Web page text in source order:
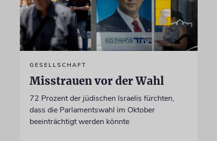
GESELLSCHAFT
Misstrauen vor der Wahl
72 Prozent der jüdischen Israelis fürchten,
dass die Parlamentswahl im Oktober
beeinträchtigt werden könnte